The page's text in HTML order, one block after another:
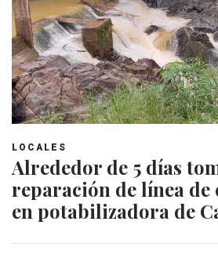
LOCALES
Alrededor de 5 días
reparación de línea de
en potabilizadora de